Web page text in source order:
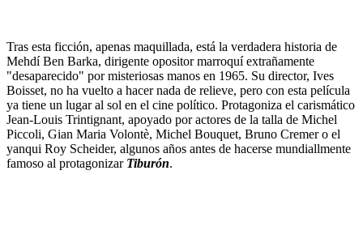
Tras esta ficción, apenas maquillada, está la verdadera historia de
Mehdí Ben Barka, dirigente opositor marroquí extrañamente
"desaparecido" por misteriosas manos en 1965. Su director, Ives
Boisset, no ha vuelto a hacer nada de relieve, pero con esta película
ya tiene un lugar al sol en el cine político. Protagoniza el carismático
Jean-Louis Trintignant, apoyado por actores de la talla de Michel
Piccoli, Gian Maria Volontè, Michel Bouquet, Bruno Cremer o el
yanqui Roy Scheider, algunos años antes de hacerse mundiallmente
famoso al protagonizar Tiburón.